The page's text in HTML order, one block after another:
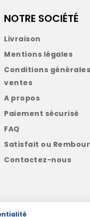
NOTRE SOCIÉTÉ
Livraison
Mentions légales
Conditions
ventes
A propos
Paiement sécurisé
FAQ
Satisfait ou
Contactez-nous